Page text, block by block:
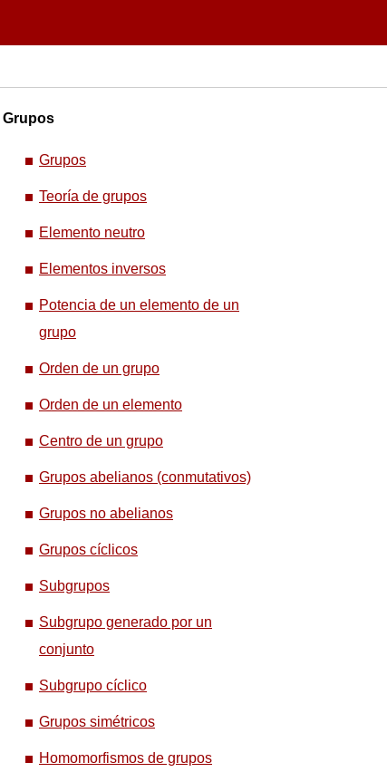
Grupos
Grupos
Teoría de grupos
Elemento neutro
Elementos inversos
Potencia de un elemento de un
grupo
Orden de un grupo
Orden de un elemento
Centro de un grupo
Grupos abelianos (conmutativos)
Grupos no abelianos
Grupos cíclicos
Subgrupos
Subgrupo generado por un
conjunto
Subgrupo cíclico
Grupos simétricos
Homomorfismos de grupos